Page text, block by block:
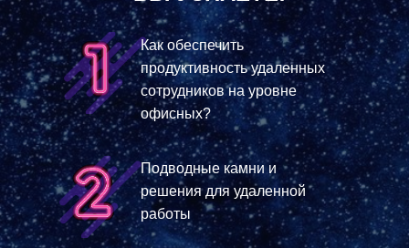
Как обеспечить
продуктивность удаленных
сотрудников на уровне
офисных?
Подводные камни и
решения для удаленной
работы